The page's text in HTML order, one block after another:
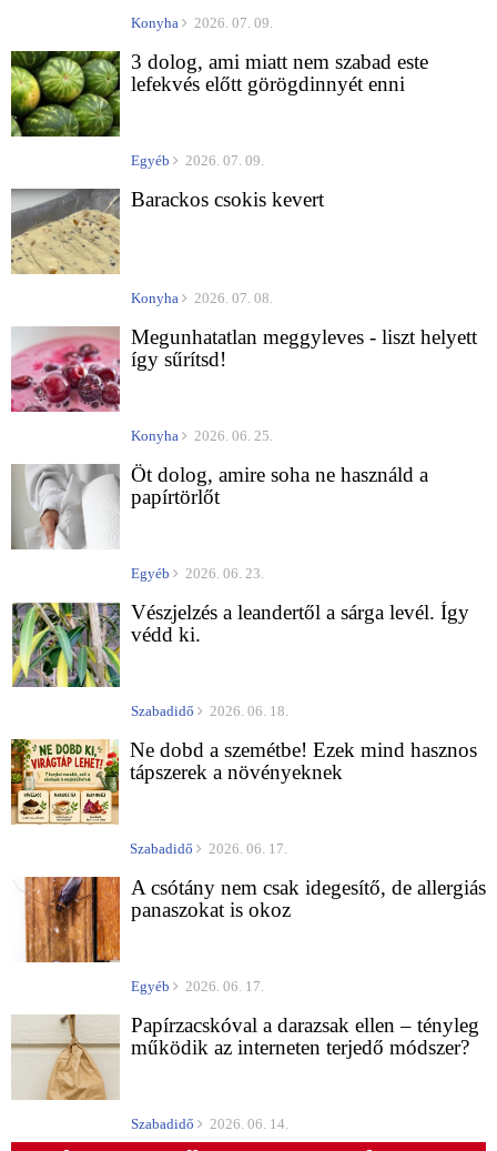
Konyha 2026. 07. 09.
3 dolog, ami miatt nem szabad este
lefekvés előtt görögdinnyét enni
Egyéb 2026. 07. 09.
Barackos csokis kevert
Konyha 2026. 07. 08.
Megunhatatlan meggyleves - liszt helyett
így sűrítsd!
Konyha 2026. 06. 25.
Öt dolog, amire soha ne használd a
papírtörlőt
Egyéb 2026. 06. 23.
Vészjelzés a leandertől a sárga levél. Így
védd ki.
Szabadidő 2026. 06. 18.
Ne dobd a szemétbe! Ezek mind hasznos
tápszerek a növényeknek
Szabadidő 2026. 06. 17.
A csótány nem csak idegesítő, de allergiás
panaszokat is okoz
Egyéb 2026. 06. 17.
Papírzacskóval a darazsak ellen – tényleg
működik az interneten terjedő módszer?
Szabadidő 2026. 06. 14.